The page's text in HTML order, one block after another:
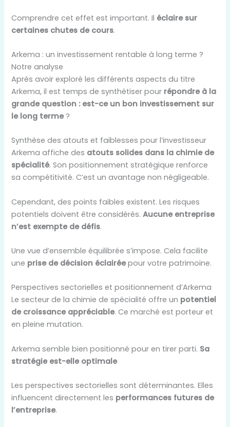
Comprendre cet effet est important. Il éclaire sur
certaines chutes de cours.
Arkema : un investissement rentable à long terme ?
Notre analyse
Après avoir exploré les différents aspects du titre
Arkema, il est temps de synthétiser pour répondre à la
grande question : est-ce un bon investissement sur
le long terme?
Synthèse des atouts et faiblesses pour l’investisseur
Arkema affiche des atouts solides dans la chimie de
spécialité. Son positionnement stratégique renforce
sa compétitivité. C’est un avantage non négligeable.
Cependant, des points faibles existent. Les risques
potentiels doivent être considérés.Aucune entreprise
n’est exempte de défis.
Une vue d’ensemble équilibrée s’impose. Cela facilite
une prise de décision éclairéepour votre patrimoine.
Perspectives sectorielles et positionnement d’Arkema
Le secteur de la chimie de spécialité offre un potentiel
de croissance appréciable. Ce marché est porteur et
en pleine mutation.
Arkema semble bien positionné pour en tirer parti. Sa
stratégie est-elle optimale
Les perspectives sectorielles sont déterminantes. Elles
influencent directement les performances futures de
l’entreprise.